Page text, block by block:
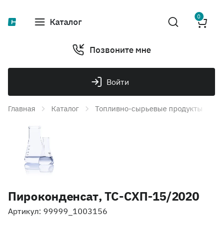
Каталог 0
Позвоните мне
Войти
Главная Каталог Топливно-сырьевые продукты
Пироконденсат, ТС-СХП-15/2020
Артикул: 99999_1003156